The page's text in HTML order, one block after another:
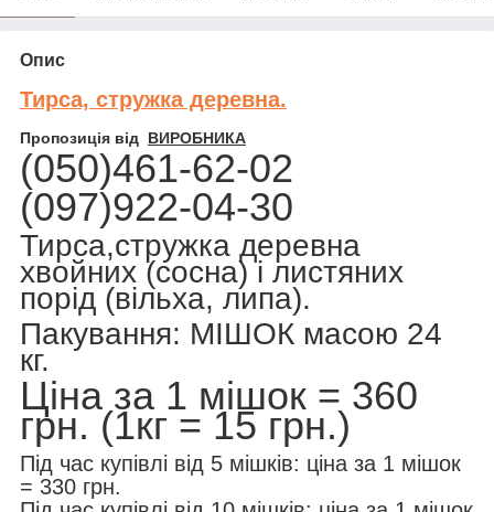
Опис
Тирса, стружка деревна.
Пропозиція від ВИРОБНИКА
(050)461-62-02
(097)922-04-30
Тирса,стружка деревна
хвойних (сосна) і листяних
порід (вільха, липа).
Пакування: МІШОК масою 24
кг.
Ціна за 1 мішок = 360
грн. (1кг = 15 грн.)
Під час купівлі від 5 мішків: ціна за 1 мішок
= 330 грн.